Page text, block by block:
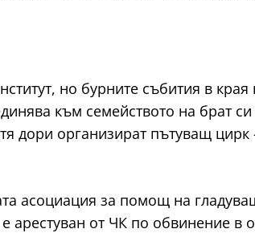
но бурните събития в края
към семейството на брат
дори организират пътуващ
асоциация за помощ на
арестуван от ЧК по обвинение в